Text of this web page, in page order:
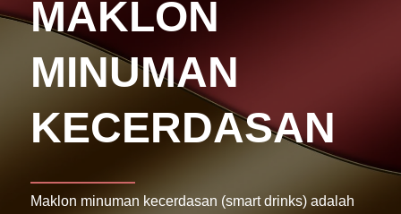
MAKLON
MINUMAN
KECERDASAN
Maklon minuman kecerdasan (smart drinks) adalah